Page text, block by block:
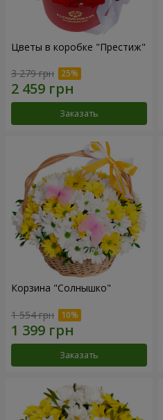
Цветы в коробке "Престиж"
3 279 грн
Заказать
Корзина "Солнышко"
1 554 грн
Заказать